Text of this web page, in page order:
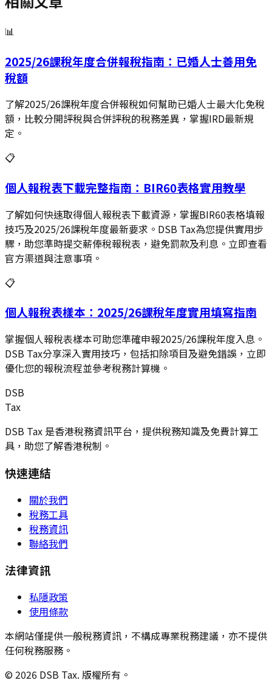
📊
2025/26課稅年度合併報稅指南：已婚人士善用免
稅額
了解2025/26課稅年度合併報稅如何幫助已婚人士最大化免稅
額，比較分開評稅與合併評稅的稅務差異，掌握IRD最新規
定。
📋
個人報稅表下載完整指南：BIR60表格實用教學
了解如何快速取得個人報稅表下載資源，掌握BIR60表格填報
技巧及2025/26課稅年度最新要求。DSB Tax為您提供實用步
驟，助您準時提交薪俸稅報稅表，避免罰款及利息。立即查看
官方渠道與注意事項。
📋
個人報稅表樣本：2025/26課稅年度實用填寫指南
掌握個人報稅表樣本可助您準確申報2025/26課稅年度入息。
DSB Tax分享深入實用技巧，包括扣除項目及避免錯誤，立即
優化您的報稅流程並參考稅務計算機。
DSB
Tax
DSB Tax 是香港稅務資訊平台，提供稅務知識及免費計算工
具，助您了解香港稅制。
快速連結
關於我們
稅務工具
稅務資訊
聯絡我們
法律資訊
私隱政策
使用條款
本網站僅提供一般稅務資訊，不構成專業稅務建議，亦不提供
任何稅務服務。
© 2026 DSB Tax. 版權所有。